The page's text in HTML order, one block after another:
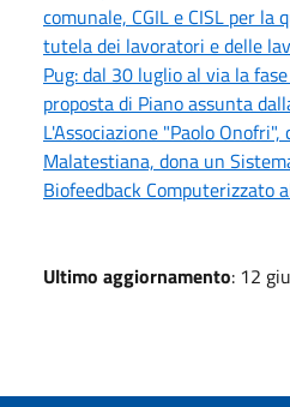
comunale, CGIL e CISL per
tutela dei lavoratori e delle
Pug: dal 30 luglio al via la
proposta di Piano assunta
L'Associazione "Paolo
Malatestiana, dona un
Biofeedback Computerizzato
Ultimo aggiornamento: 12